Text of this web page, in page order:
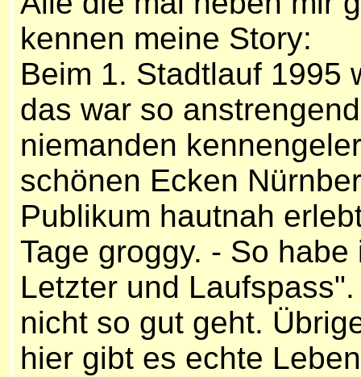
kennen meine Story:
Beim 1. Stadtlauf 1995
das war so
niemanden
schönen Ecken
Publikum hautnah
Tage groggy. - So
Letzter und
nicht so gut geht.
hier gibt es echte